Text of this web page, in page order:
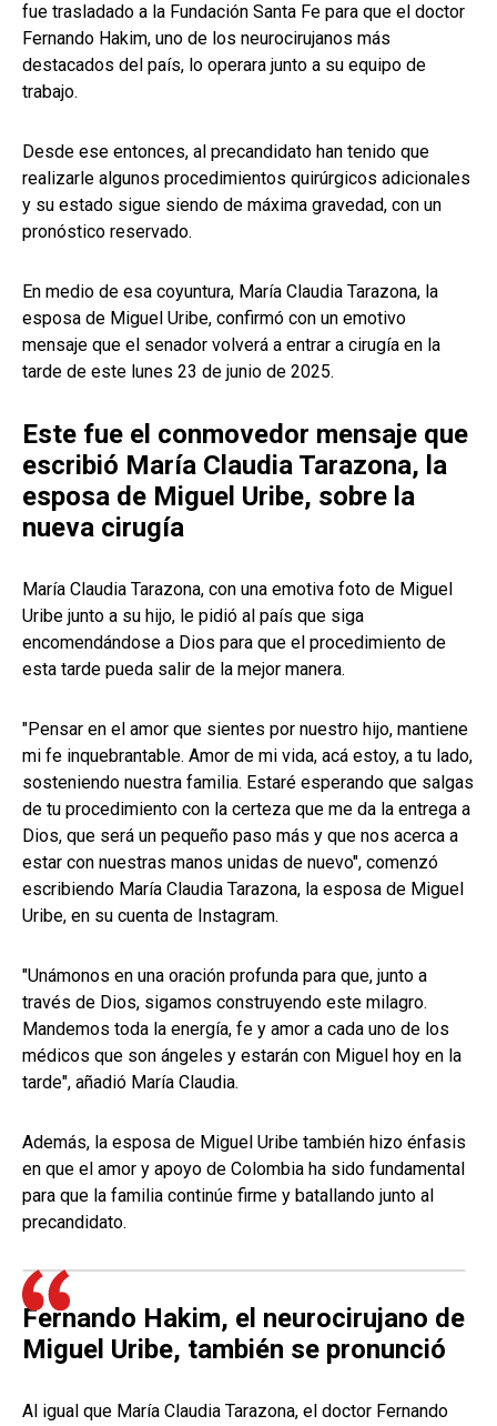
fue trasladado a la Fundación Santa Fe para que el doctor
Fernando Hakim, uno de los neurocirujanos más
destacados del país, lo operara junto a su equipo de
trabajo.
Desde ese entonces, al precandidato han tenido que
realizarle algunos procedimientos quirúrgicos adicionales
y su estado sigue siendo de máxima gravedad, con un
pronóstico reservado.
En medio de esa coyuntura, María Claudia Tarazona, la
esposa de Miguel Uribe, confirmó con un emotivo
mensaje que el senador volverá a entrar a cirugía en la
tarde de este lunes 23 de junio de 2025.
Este fue el conmovedor mensaje que
escribió María Claudia Tarazona, la
esposa de Miguel Uribe, sobre la
nueva cirugía
María Claudia Tarazona, con una emotiva foto de Miguel
Uribe junto a su hijo, le pidió al país que siga
encomendándose a Dios para que el procedimiento de
esta tarde pueda salir de la mejor manera.
"Pensar en el amor que sientes por nuestro hijo, mantiene
mi fe inquebrantable. Amor de mi vida, acá estoy, a tu lado,
sosteniendo nuestra familia. Estaré esperando que salgas
de tu procedimiento con la certeza que me da la entrega a
Dios, que será un pequeño paso más y que nos acerca a
estar con nuestras manos unidas de nuevo", comenzó
escribiendo María Claudia Tarazona, la esposa de Miguel
Uribe, en su cuenta de Instagram.
"Unámonos en una oración profunda para que, junto a
través de Dios, sigamos construyendo este milagro.
Mandemos toda la energía, fe y amor a cada uno de los
médicos que son ángeles y estarán con Miguel hoy en la
tarde", añadió María Claudia.
Además, la esposa de Miguel Uribe también hizo énfasis
en que el amor y apoyo de Colombia ha sido fundamental
para que la familia continúe firme y batallando junto al
precandidato.
Fernando Hakim, el neurocirujano de
Miguel Uribe, también se pronunció
Al igual que María Claudia Tarazona, el doctor Fernando